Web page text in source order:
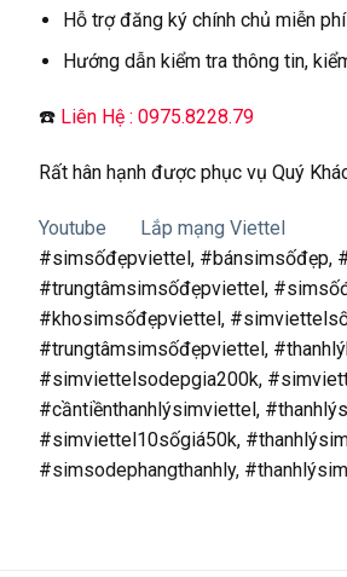
Hỗ trợ đăng ký chính chủ miễn
Hướng dẫn kiểm tra thông tin,
☎️ Liên Hệ : 0975.8228.79
Rất hân hạnh được phục vụ Quý
Youtube
Lắp mạng Viettel
#simsốđẹpviettel, #bánsimsốđẹp,
#trungtâmsimsốđẹpviettel,
#khosimsốđẹpviettel,
#trungtâmsimsốđẹpviettel,
#simviettelsodepgia200k,
#cầntiềnthanhlýsimviettel,
#simviettel10sốgiá50k,
#simsodephangthanhly,